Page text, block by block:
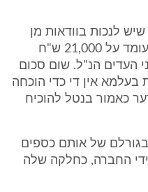
שיש לנכות בוודאות מן
השומה הכוללת של המערער, עומד על 21,000 ש"ח
העדים הנ"ל. שום סכום
בעלמא אין די כדי הוכחה
כאמור בנטל להוכיח
בגורלם של אותם כספים
החברה, כחלקה שלה